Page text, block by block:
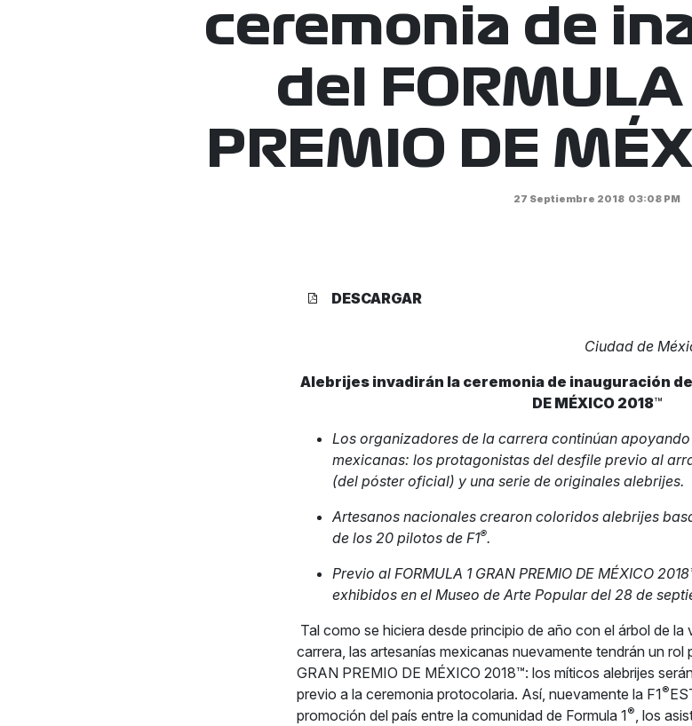
ceremonia de
del FORMULA
PREMIO DE
27 Septiembre 2018 03:08 PM
DESCARGAR
Ciudad de
Alebrijes invadirán la ceremonia de inauguración
DE MÉXICO 2018™
Los organizadores de la carrera continúan
mexicanas: los protagonistas del desfile previo al
(del póster oficial) y una serie de originales alebrijes.
Artesanos nacionales crearon coloridos alebrijes
de los 20 pilotos de F1®.
Previo al FORMULA 1 GRAN PREMIO DE MÉXICO
exhibidos en el Museo de Arte Popular del 28 de
Tal como se hiciera desde principio de año con el árbol de la
carrera, las artesanías mexicanas nuevamente tendrán un rol
GRAN PREMIO DE MÉXICO 2018™: los míticos alebrijes
previo a la ceremonia protocolaria. Así, nuevamente la F1®
promoción del país entre la comunidad de Formula 1®, los